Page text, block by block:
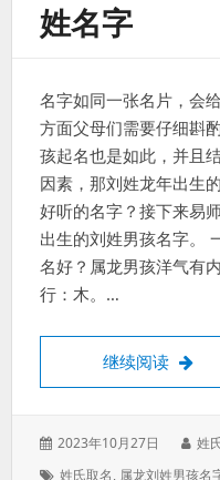
姓名字
名字如同一张名片，会
方面父母们需要仔细斟
孩起名也是如此，并且
因素，那刘姓龙年出生
好听的名字？接下来易
出生的刘姓男孩名字。
名好？属龙男孩洋气有
行：木。…
继续阅读 刘姓
发
2023年10月27日
作
姓
标
姓氏取名, 属龙刘姓男孩名